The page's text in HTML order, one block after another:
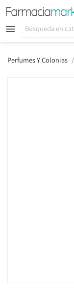
 
Perfumes Y Colonias